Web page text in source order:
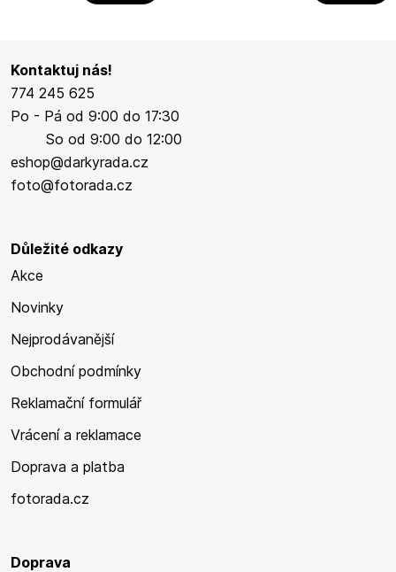
Kontaktuj nás!
774 245 625
Po - Pá od 9:00 do 17:30
So od 9:00 do 12:00
eshop@darkyrada.cz
foto@fotorada.cz
Důležité odkazy
Akce
Novinky
Nejprodávanější
Obchodní podmínky
Reklamační formulář
Vrácení a reklamace
Doprava a platba
fotorada.cz
Doprava